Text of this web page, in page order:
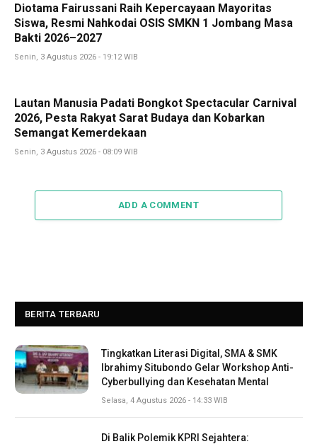
Diotama Fairussani Raih Kepercayaan Mayoritas
Siswa, Resmi Nahkodai OSIS SMKN 1 Jombang Masa
Bakti 2026–2027
Senin, 3 Agustus 2026 - 19:12 WIB
Lautan Manusia Padati Bongkot Spectacular Carnival
2026, Pesta Rakyat Sarat Budaya dan Kobarkan
Semangat Kemerdekaan
Senin, 3 Agustus 2026 - 08:09 WIB
ADD A COMMENT
BERITA TERBARU
Tingkatkan Literasi Digital, SMA & SMK
Ibrahimy Situbondo Gelar Workshop Anti-
Cyberbullying dan Kesehatan Mental
Selasa, 4 Agustus 2026 - 14:33 WIB
Di Balik Polemik KPRI Sejahtera: